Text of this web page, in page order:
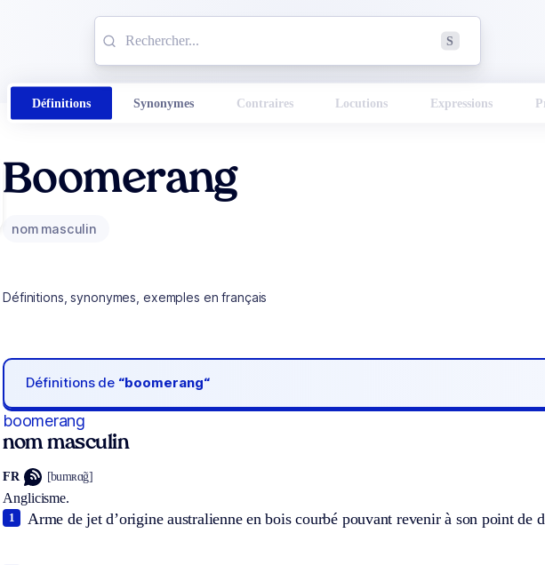
S
Définitions Synonymes Contraires Locutions Expressions
Boomerang
nom masculin
Définitions, synonymes, exemples en français
Définitions de “boomerang“
boomerang
nom masculin
FR [bumʀɑ̃g]
Anglicisme.
Arme de jet d’origine australienne en bois courbé pouvant revenir à son point de
1